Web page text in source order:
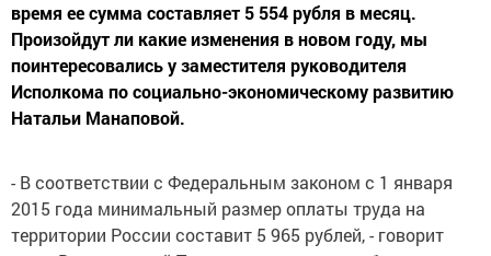
время ее сумма составляет 5 554 рубля в месяц.
Произойдут ли какие изменения в новом году, мы
поинтересовались у заместителя руководителя
Исполкома по социально-экономическому развитию
Натальи Манаповой.
- В соответствии с Федеральным законом с 1 января
2015 года минимальный размер оплаты труда на
территории России составит 5 965 рублей, - говорит